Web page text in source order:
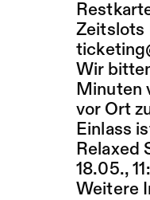
Zeitslots
Wir
Minuten
vor Ort
Einlass
Relaxed
18.05.,
Weitere